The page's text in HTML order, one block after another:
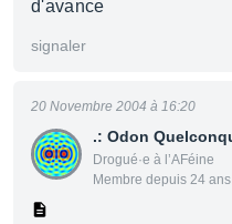
d'avance
signaler
.: Odon
Drogué·e à l’AFéine
Membre depuis 24 ans
20 Novembre 2004 à 16:20